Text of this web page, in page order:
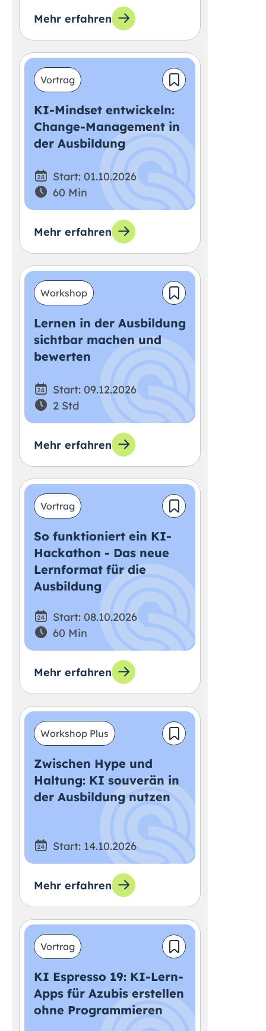
Mehr erfahren
Vortrag
KI-Mindset entwickeln:
Change-Management in
der Ausbildung
Start: 01.10.2026
60 Min
Mehr erfahren
Workshop
Lernen in der Ausbildung
sichtbar machen und
bewerten
Start: 09.12.2026
2 Std
Mehr erfahren
Vortrag
So funktioniert ein KI-
Hackathon - Das neue
Lernformat für die
Ausbildung
Start: 08.10.2026
60 Min
Mehr erfahren
Workshop Plus
Zwischen Hype und
Haltung: KI souverän in
der Ausbildung nutzen
Start: 14.10.2026
Mehr erfahren
Vortrag
KI Espresso 19: KI-Lern-
Apps für Azubis erstellen
ohne Programmieren